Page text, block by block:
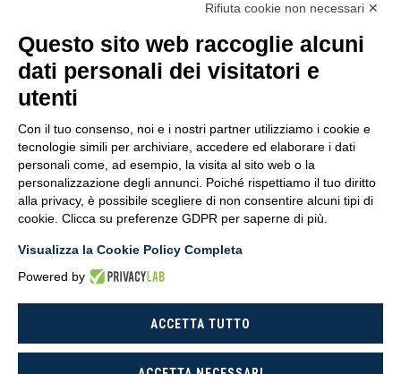
TRASPARENZA
Amministrazione
Trasparente
Privacy Policy
Whistleblowing
D.U.R.C
CoNISMa © 2026 - All rights reserved.
Rifiuta cookie non necessari ✕
Questo sito web raccoglie alcuni
dati personali dei visitatori e
utenti
Con il tuo consenso, noi e i nostri partner utilizziamo i cookie e
tecnologie simili per archiviare, accedere ed elaborare i dati
personali come, ad esempio, la visita al sito web o la
personalizzazione degli annunci. Poiché rispettiamo il tuo diritto
alla privacy, è possibile scegliere di non consentire alcuni tipi di
cookie. Clicca su preferenze GDPR per saperne di più.
Visualizza la Cookie Policy Completa
Powered by
ACCETTA TUTTO